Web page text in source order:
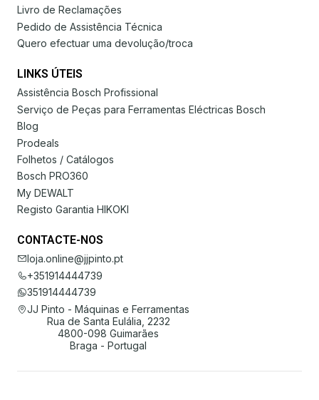
Livro de Reclamações
Pedido de Assistência Técnica
Quero efectuar uma devolução/troca
LINKS ÚTEIS
Assistência Bosch Profissional
Serviço de Peças para Ferramentas Eléctricas Bosch
Blog
Prodeals
Folhetos / Catálogos
Bosch PRO360
My DEWALT
Registo Garantia HIKOKI
CONTACTE-NOS
loja.online@jjpinto.pt
+351914444739
351914444739
JJ Pinto - Máquinas e Ferramentas
Rua de Santa Eulália, 2232
4800-098 Guimarães
Braga - Portugal